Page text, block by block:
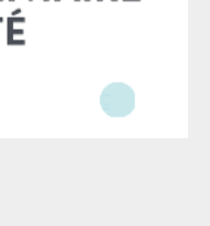
Elle ne va pas
moyens alloués à la